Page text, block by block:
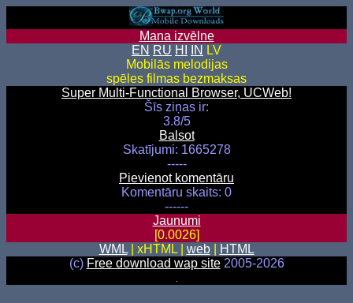
Mana izvēlne
EN RU HI IN LV
Mobilās melodijas
spēles filmas bezmaksas
Super Multi-Functional Browser, UCWeb!
Šīs ziņas ir:
3.8/5
Balsot
Skatījumi: 1665278
-----
Pievienot komentāru
Komentāru skaits: 0
------
Jaunumi
[0.0026]
WML| xHTML | web|
HTML
(c) Free download wap site2005-2026